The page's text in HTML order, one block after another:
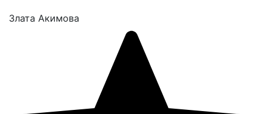
Злата Акимова